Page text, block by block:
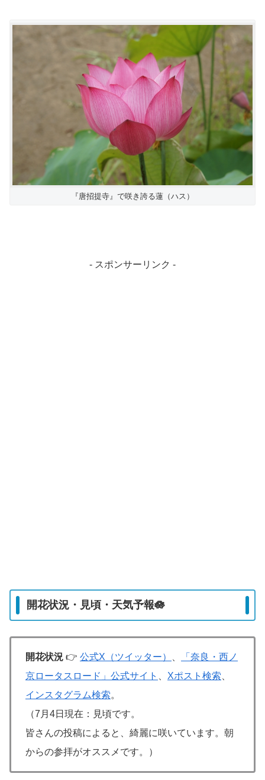
『唐招提寺』で咲き誇る蓮（ハス）
- スポンサーリンク -
開花状況・見頃・天気予報🪷
開花状況 👉 公式X（ツイッター）
「奈良・西ノ
京ロータスロード」公式サイト
Xポスト検索
インスタグラム検索。
（7月4日現在：見頃です。
皆さんの投稿によると、綺麗に咲いています。朝
からの参拝がオススメです。）